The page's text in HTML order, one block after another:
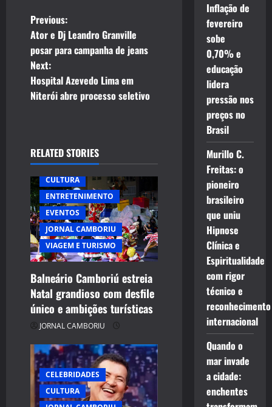
P
o
s
t
a
v
i
g
a
t
i
o
n
Previous:
Ator e Dj Leandro Granville
posar para campanha de jeans
Next:
Hospital Azevedo Lima em
Niterói abre processo seletivo
RELATED STORIES
CULTURA
ENTRETENIMENTO
EVENTOS
JORNAL CAMBORIU
VIAGEM E TURISMO
Balneário Camboriú estreia
Natal grandioso com desfile
único e ambições turísticas
JORNAL CAMBORIU
CELEBRIDADES
CULTURA
Inflação de
fevereiro
sobe
0,70% e
educação
lidera
pressão nos
preços no
Brasil
Murillo C.
Freitas: o
pioneiro
brasileiro
que uniu
Hipnose
Clínica e
Espiritualidade
com rigor
técnico e
reconhecimento
internacional
Quando o
mar invade
a cidade:
enchentes